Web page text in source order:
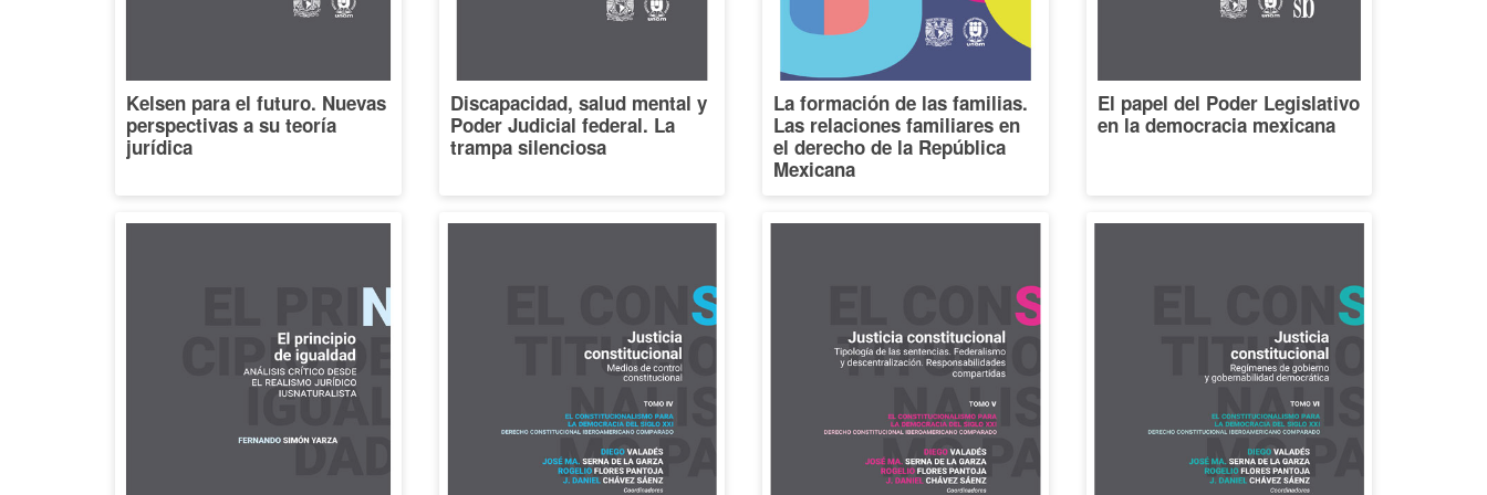
Kelsen para el futuro. Nuevas
perspectivas a su teoría
jurídica
Discapacidad, salud mental y
Poder Judicial federal. La
trampa silenciosa
La formación de las familias.
Las relaciones familiares en
el derecho de la República
Mexicana
El papel del Poder Legislativo
en la democracia mexicana